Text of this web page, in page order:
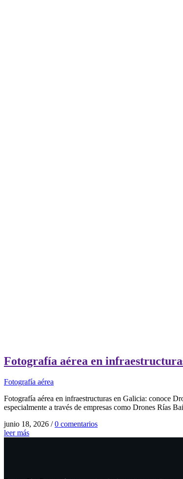
Fotografía aérea en
Fotografía aérea
Fotografía aérea en infraestructuras en Galicia: conoce
especialmente a través de empresas como Drones Rías
junio 18, 2026 / 0 comentarios
leer más